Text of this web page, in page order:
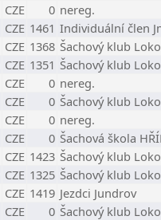
CZE 0 nereg.
CZE 1461 Individuální člen
CZE 1368 Šachový klub
CZE 1351 Šachový klub
CZE 0 nereg.
CZE 0 Šachový klub
CZE 0 nereg.
CZE 0 Šachová škola
CZE 1423 Šachový klub
CZE 1325 Šachový klub
CZE 1419 Jezdci Jundrov
CZE 0 Šachový klub